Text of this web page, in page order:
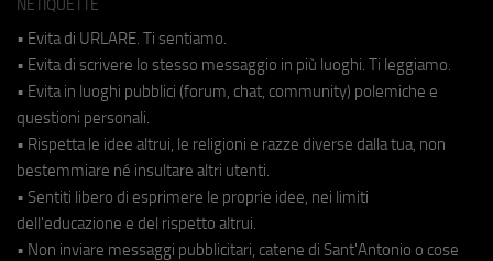
NETIQUETTE
• Evita di URLARE. Ti sentiamo.
• Evita di scrivere lo stesso messaggio in più luoghi. Ti leggiamo.
• Evita in luoghi pubblici (forum, chat, community) polemiche e
questioni personali.
• Rispetta le idee altrui, le religioni e razze diverse dalla tua, non
bestemmiare né insultare altri utenti.
• Sentiti libero di esprimere le proprie idee, nei limiti
dell'educazione e del rispetto altrui.
• Non inviare messaggi pubblicitari, catene di Sant'Antonio o cose